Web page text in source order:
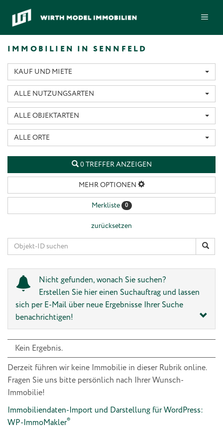
Inhalt
springen
IMMOBILIEN IN SENNFELD
KAUF UND MIETE
ALLE NUTZUNGSARTEN
ALLE OBJEKTARTEN
ALLE ORTE
0 TREFFER ANZEIGEN
MEHR OPTIONEN
Merkliste 0
zurücksetzen
Nicht gefunden, wonach Sie suchen?
Erstellen Sie hier einen Suchauftrag und lassen
sich per E-Mail über neue Ergebnisse Ihrer Suche
benachrichtigen!
Kein Ergebnis.
Derzeit führen wir keine Immobilie in dieser Rubrik online.
Fragen Sie uns bitte persönlich nach Ihrer Wunsch-
Immobilie!
Immobiliendaten-Import und Darstellung für WordPress:
WP-ImmoMakler®